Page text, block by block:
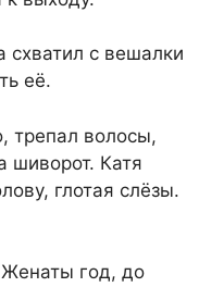
с вешалки
её.
трепал волосы,
шиворот. Катя
глотая слёзы.
год, до